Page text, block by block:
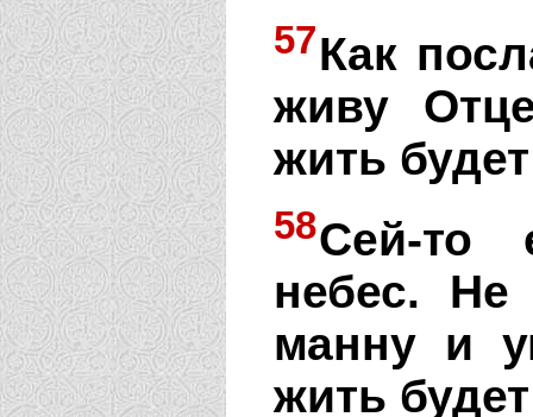
57Как
живу
жить
58Сей-то
небес.
манну и
жить